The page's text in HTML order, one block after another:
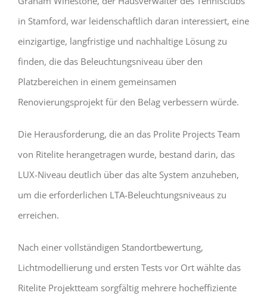
in Stamford, war leidenschaftlich daran interessiert, eine
einzigartige, langfristige und nachhaltige Lösung zu
finden, die das Beleuchtungsniveau über den
Platzbereichen in einem gemeinsamen
Renovierungsprojekt für den Belag verbessern würde.
Die Herausforderung, die an das Prolite Projects Team
von Ritelite herangetragen wurde, bestand darin, das
LUX-Niveau deutlich über das alte System anzuheben,
um die erforderlichen LTA-Beleuchtungsniveaus zu
erreichen.
Nach einer vollständigen Standortbewertung,
Lichtmodellierung und ersten Tests vor Ort wählte das
Ritelite Projektteam sorgfältig mehrere hocheffiziente